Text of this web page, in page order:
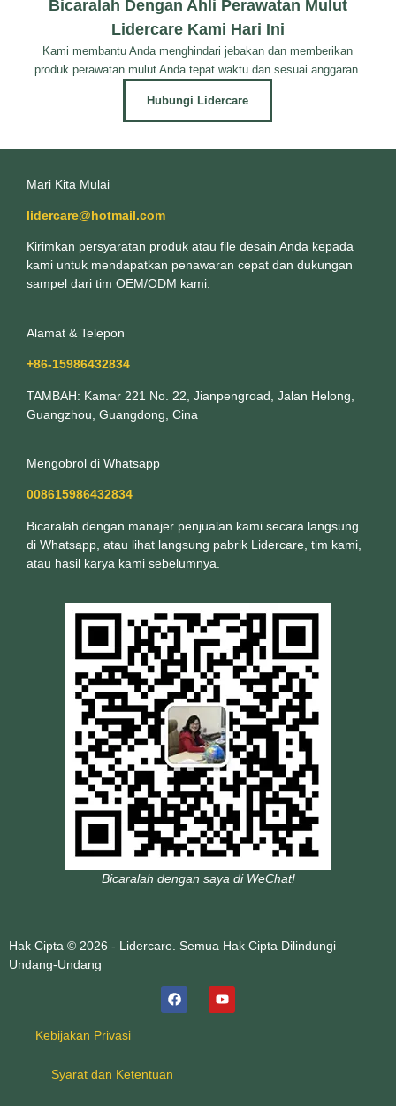
Bicaralah Dengan Ahli Perawatan Mulut
Lidercare Kami Hari Ini
Kami membantu Anda menghindari jebakan dan memberikan
produk perawatan mulut Anda tepat waktu dan sesuai anggaran.
Hubungi Lidercare
Mari Kita Mulai
lidercare@hotmail.com
Kirimkan persyaratan produk atau file desain Anda kepada
kami untuk mendapatkan penawaran cepat dan dukungan
sampel dari tim OEM/ODM kami.
Alamat & Telepon
+86-15986432834
TAMBAH: Kamar 221 No. 22, Jianpengroad, Jalan Helong,
Guangzhou, Guangdong, Cina
Mengobrol di Whatsapp
008615986432834
Bicaralah dengan manajer penjualan kami secara langsung
di Whatsapp, atau lihat langsung pabrik Lidercare, tim kami,
atau hasil karya kami sebelumnya.
Bicaralah dengan saya di WeChat!
Hak Cipta © 2026 - Lidercare. Semua Hak Cipta Dilindungi
Undang-Undang
Kebijakan Privasi
Syarat dan Ketentuan